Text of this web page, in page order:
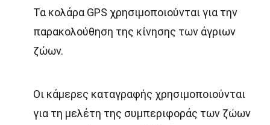
Τα κολάρα GPS χρησιμοποιούνται για την
παρακολούθηση της κίνησης των άγριων
ζώων.
Οι κάμερες καταγραφής χρησιμοποιούνται
για τη μελέτη της συμπεριφοράς των ζώων